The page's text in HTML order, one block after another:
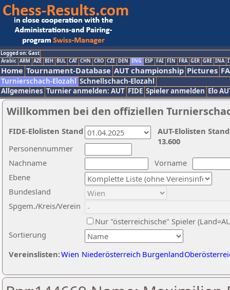
Logged on: Gast
Arabic ARM AZE BIH BUL CAT CHN CRO CZE DEN ENG ESP FAI FIN FRA GER GRE INA
Home Tournament-Database AUT championship Pictures
Turnierschach-Elozahl Schnellschach-Elozahl
Allgemeines Turnier anmelden: AUT FIDE Spieler anmelden Elo
Willkommen bei den offiziellen
Nachname
Vorname
Ebene
Sortierung
Personennummer
Bundesland
Spgem./Kreis/Verein
Nur "österreichische" Spieler
Vereinslisten:Wien Niederösterreich Burgenland
AUT-Elolisten
13.600
FIDE-Elolisten Stand